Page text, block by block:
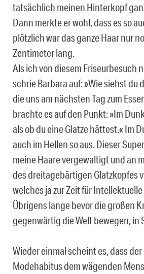
tatsächlich meinen Hinterkopf
Dann merkte er wohl, dass es so
plötzlich war das ganze Haar nur
Zentimeter lang.
Als ich von diesem Friseurbesuch
schrie Barbara auf: »Wie siehst du
die uns am nächsten Tag zum
brachte es auf den Punkt: »Im
als ob du eine Glatze hättest.« Im
auch im Hellen so aus. Dieser
meine Haare vergewaltigt und an
des dreitagebärtigen Glatzkopfes
welches ja zur Zeit für
Übrigens lange bevor die großen
gegenwärtig die Welt bewegen, in
Wieder einmal scheint es, dass
Modehabitus dem wägenden